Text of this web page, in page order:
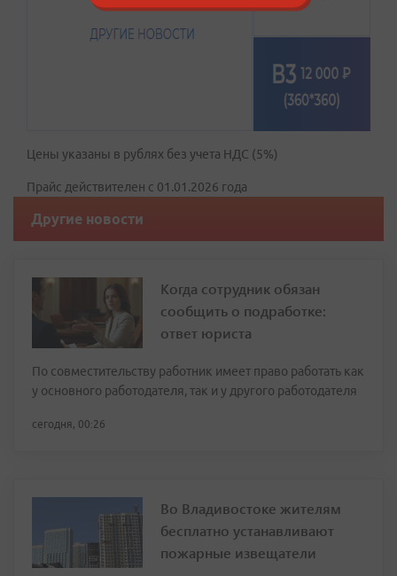
Цены указаны в рублях без учета НДС (5%)
Прайс действителен с 01.01.2026 года
Другие новости
Когда сотрудник обязан
сообщить о подработке:
ответ юриста
По совместительству работник имеет право работать как
у основного работодателя, так и у другого работодателя
сегодня, 00:26
Во Владивостоке жителям
бесплатно устанавливают
пожарные извещатели